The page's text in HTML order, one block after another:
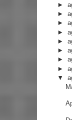
►
►
►
►
►
►
►
►
▼